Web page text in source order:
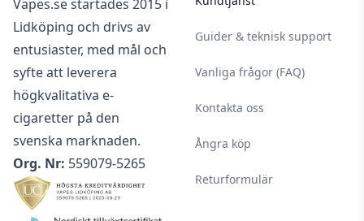
Vapes.se startades 2015 i
Lidköping och drivs av
entusiaster, med mål och
syfte att leverera
högkvalitativa e-
cigaretter på den
svenska marknaden.
Org. Nr: 559079-5265
Guider & teknisk support
Vanliga frågor (FAQ)
Kontakta oss
Ångra köp
Returformulär